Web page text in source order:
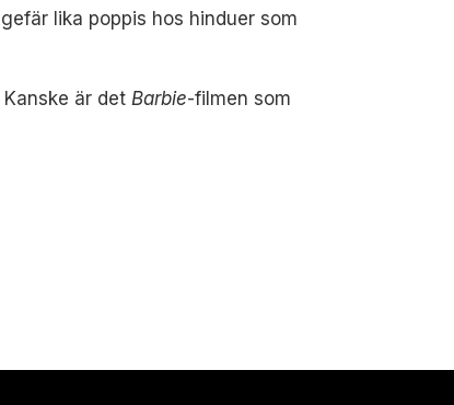
lika poppis hos hinduer som
är det Barbie-filmen som